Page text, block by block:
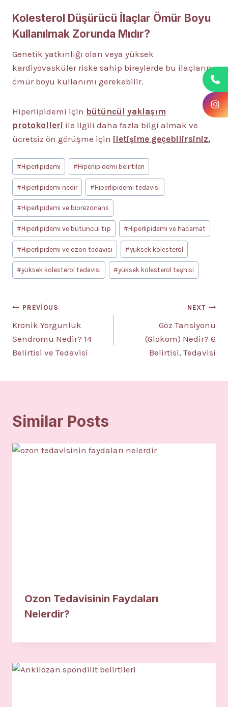
Kolesterol Düşürücü İlaçlar Ömür Boyu
Kullanılmak Zorunda Mıdır?
Genetik yatkınlığı olan veya yüksek
kardiyovasküler riske sahip bireylerde bu ilaçların
ömür boyu kullanımı gerekebilir.
Hiperlipidemi için bütüncül yaklaşım
protokolleri ile ilgili daha fazla bilgi almak ve
ücretsiz ön görüşme için iletişime geçebilirsiniz.
Post
Tags:
#Hiperlipidemi #Hiperlipidemi belirtileri
#Hiperlipidemi nedir #Hiperlipidemi tedavisi
#Hiperlipidemi ve biorezonans
#Hiperlipidemi ve bütüncül tıp #Hiperlipidemi ve hacamat
#Hiperlipidemi ve ozon tedavisi #yüksek kolesterol
#yüksek kolesterol tedavisi #yüksek kolesterol teşhisi
Yazı
gezinmesi
PREVIOUS
Kronik Yorgunluk
Sendromu Nedir? 14
Belirtisi ve Tedavisi
NEXT
Göz Tansiyonu
(Glokom) Nedir? 6
Belirtisi, Tedavisi
Similar Posts
Ozon Tedavisinin Faydaları
Nelerdir?